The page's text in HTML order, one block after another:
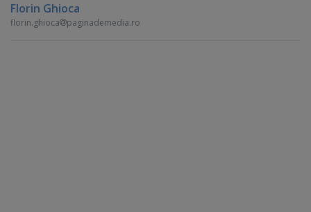
Florin Ghioca
florin.ghioca paginademedia.ro